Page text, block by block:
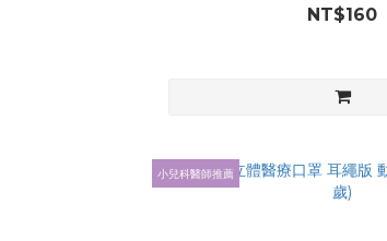
NT$160
小兒科醫師推薦